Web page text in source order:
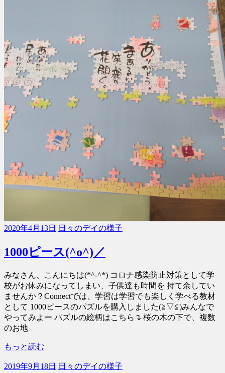
2020年4月13日 日々のデイの様子
1000ピース(^o^)／
みなさん、こんにちは(*^-^*) コロナ感染防止対策として学
校がお休みになってしまい、子供達も時間を 持て余してい
ませんか？Connectでは、学習は学習でも楽しく学べる教材
として 1000ピースのパズルを購入しました(≧▽≦)みんなで
やってみよー パズルの絵柄はこちら↴ 桜の木の下で、複数
のお地
もっと読む
2019年9月18日 日々のデイの様子